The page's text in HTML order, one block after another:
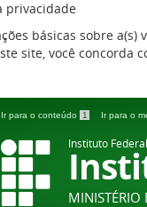
privacidade
básicas sobre
site, você
Ir para o conteúdo 1 Ir para o
Instituto
MINISTÉRIO